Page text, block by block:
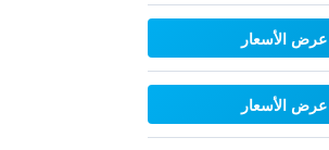
عرض الأسعار
عرض الأسعار